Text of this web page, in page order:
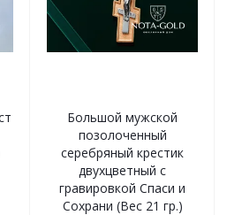
Большой мужской
позолоченный
серебряный крестик
двухцветный с
гравировкой Спаси и
Сохрани (Вес 21 гр.)